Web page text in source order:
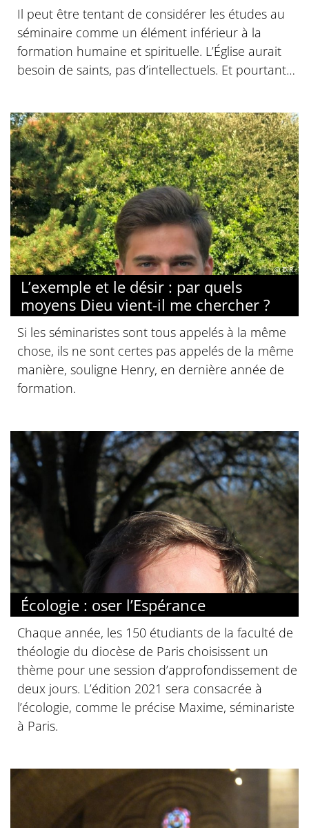
Il peut être tentant de considérer les études au
séminaire comme un élément inférieur à la
formation humaine et spirituelle. L’Église aurait
besoin de saints, pas d’intellectuels. Et pourtant…
© D.R.
L’exemple et le désir : par quels
moyens Dieu vient-il me chercher ?
Si les séminaristes sont tous appelés à la même
chose, ils ne sont certes pas appelés de la même
manière, souligne Henry, en dernière année de
formation.
Écologie : oser l’Espérance
Chaque année, les 150 étudiants de la faculté de
théologie du diocèse de Paris choisissent un
thème pour une session d’approfondissement de
deux jours. L’édition 2021 sera consacrée à
l’écologie, comme le précise Maxime, séminariste
à Paris.